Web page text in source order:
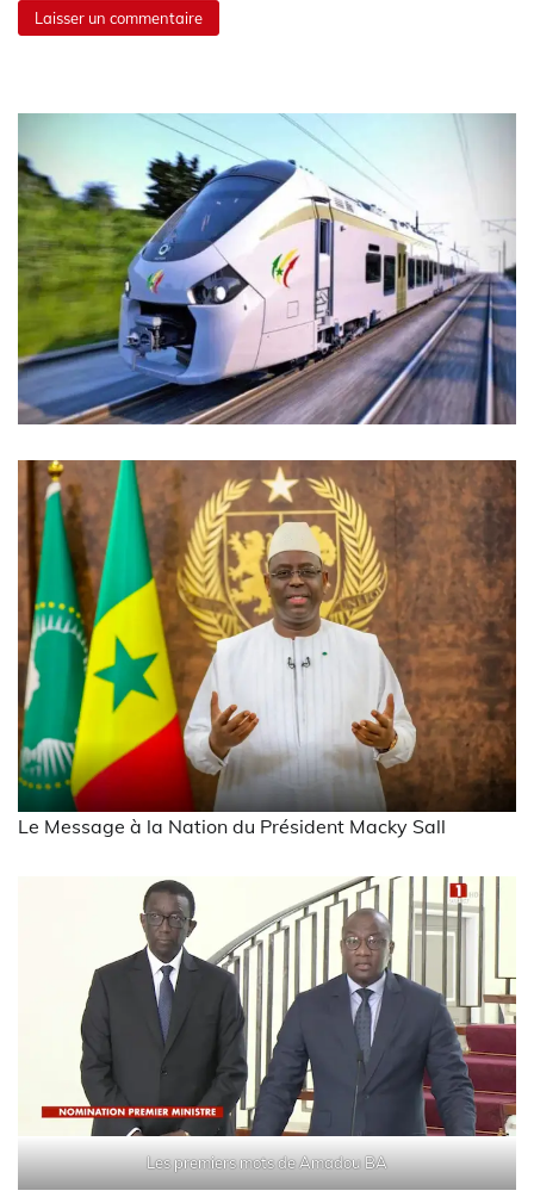
Le Message à la Nation du Président Macky Sall
Les premiers mots de Amadou BA